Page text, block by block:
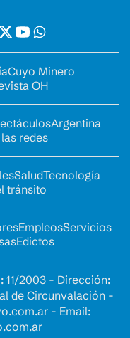
Cuyo Minero
OH
Argentina
redes
SaludTecnología
tránsito
EmpleosServicios
Edictos
11/2003 - Dirección:
de Circunvalación -
- Email: